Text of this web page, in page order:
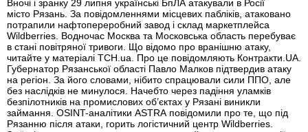
Вночі і зранку 29 липня українські БпЛА атакували в Росії
місто Рязань. За повідомленнями місцевих пабліків, атаковано
потрапили нафтопереробний завод і склад маркетплейса
Wildberries. Водночас Москва та Московська область перебуває
в стані повітряної тривоги. Що відомо про вранішню атаку,
читайте у матеріалі ТСН.ua. Про це повідомляють Контракти.UA.
Губернатор Рязанської області Павло Малков підтвердив атаку
на регіон. За його словами, нібито спрацювали сили ППО, але
без наслідків не минулося. Начебто через падіння уламків
безпілотників на промислових об’єктах у Рязані виникли
займання. OSINT-аналітики ASTRA повідомили про те, що під
Рязанню після атаки, горить логістичний центр Wildberries.